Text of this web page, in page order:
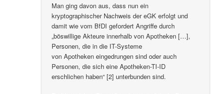
Man ging davon aus, dass nun ein
kryptographischer Nachweis der eGK erfolgt und
damit wie vom BfDI gefordert Angriffe durch
„böswillige Akteure innerhalb von Apotheken […],
Personen, die in die IT-Systeme
von Apotheken eingedrungen sind oder auch
Personen, die sich eine Apotheken-TI-ID
erschlichen haben“ [2] unterbunden sind.